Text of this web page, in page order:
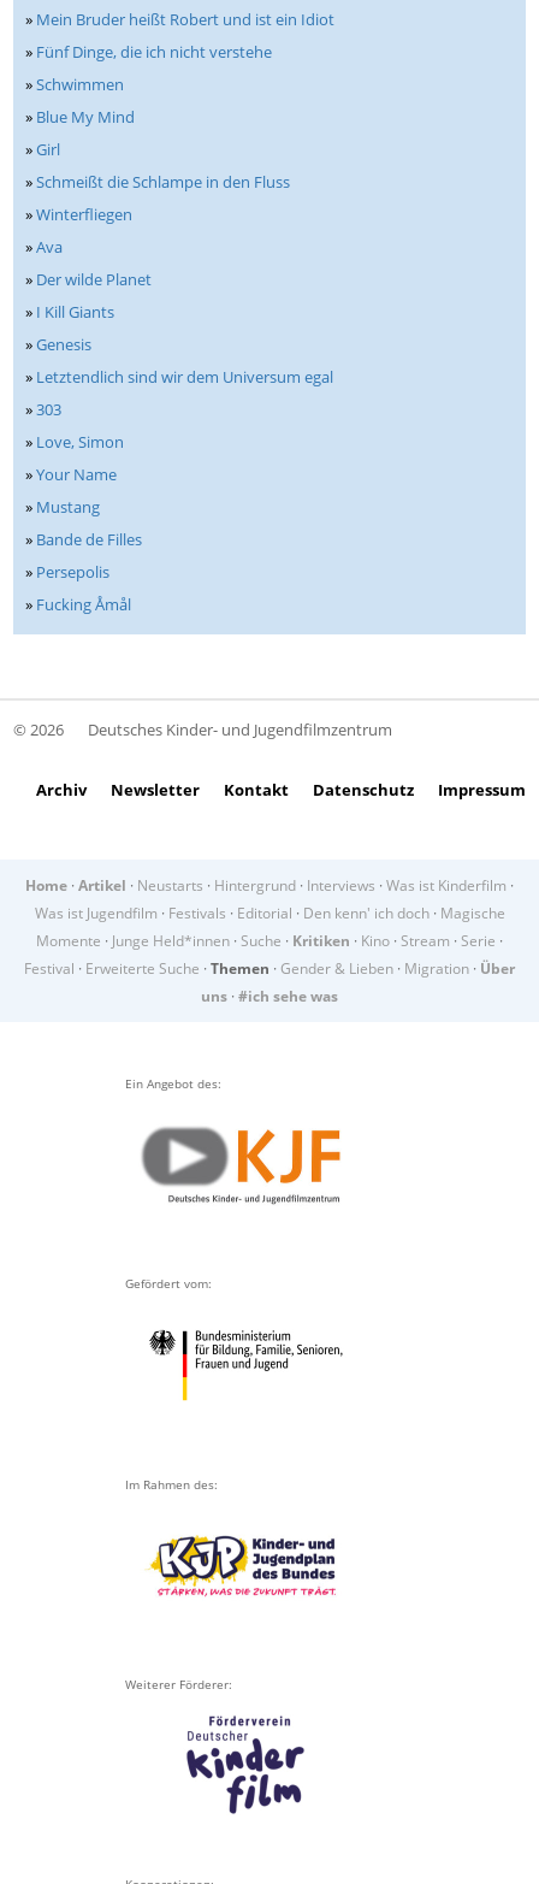
» Mein Bruder heißt Robert und ist ein Idiot
» Fünf Dinge, die ich nicht verstehe
»Schwimmen
» Blue My Mind
»Girl
»Schmeißt die Schlampe in den Fluss
»Winterfliegen
»Ava
» Der wilde Planet
» I Kill Giants
»Genesis
» Letztendlich sind wir dem Universum egal
»303
» Love, Simon
»Your Name
» Mustang
» Bande de Filles
» Persepolis
» Fucking Åmål
© 2026 Deutsches Kinder- und Jugendfilmzentrum
Archiv Newsletter Kontakt Datenschutz Impressum
Home · Artikel · Neustarts · Hintergrund · Interviews · Was ist Kinderfilm ·
Was ist Jugendfilm · Festivals · Editorial · Den kenn' ich doch· Magische
Momente · Junge Held*innen · Suche · Kritiken · Kino · Stream · Serie ·
Festival · Erweiterte Suche · Themen · Gender & Lieben · Migration · Über
uns · #ich sehe was
Ein Angebot des:
Gefördert vom:
Im Rahmen des:
Weiterer Förderer: